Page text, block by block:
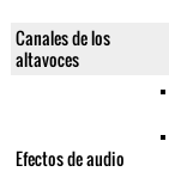
Canales de los
altavoces
Efectos de audio